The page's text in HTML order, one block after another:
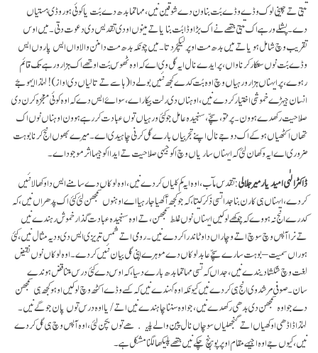
تبتی تے چینی لوک وڈے وڈے بُت بناون دے شوقین نیں، مہاتما بدھ دے بُت یا کوئی ہور وڈی ہستیاں
دے۔ پشلے ورہے اک تبتی جتھے نے اک بڑا وڈا بُت بنایا تے مینوں اودی تقدیس دی دعوت دتی۔ میں اوس
تقریب وچ شامل ہویا تے میں بدھ مت اوپر لیکچر دتا۔ میں چونکہ بدھ مت دا منن والا واں ایس پاروں ایس
وڈے بُت نوں ستکار کرنا واں، پر ایدے نال ایہ گل وی اے کہ اوہ ٹھوس بُت اوتھے اک ہزار ورہے تک قائم
رہوے، پر ایہناں ہزار ورہیاں وچ اوہ بُت کدے کجھ نئیں بولے دا (ہاسے تے تالیاں دی اواز)! لہٰذا ایہو جۓ
انسان جیہڑے خموشی اختیار کردے نیں ، اوہناں دی رلت بیکار اے، سواۓ ایس دے کہ اوہ کوئی معجزہ کرن دی
صلاحیت رکھدے ہوون۔ پرنتو، سچّے، سنجیدہ عامل جو کئی ورہیاں توں عبادت کر رہے ہوون اوہناں نوں اک
تھاں اکٹھیاں ہو کے اک دوجے نال اپنے تجربیاں بارے گل کرنی چاہیدی اے۔ میرے بھوں انج کرنا بوہت
ضروری اے ایہ وکھان لئی کہ ایہناں ساریاں وچ اکو جیہی صلاحیت تے ایدا اکو جیہا اثر موجود اے۔
ڈاکٹرالٰہی امیدیار میر جلالی: تقدس مآب، اوہ ایہ کم کلیاں کردے نیں، اوہ لوکاں دے سامنے ایس دا وکھالا نئیں
کردے، ایہناں ہی کارن بنا جدا تسی ذکر کیتا، کہ جو کجھ آکھیا جا رہیا اے اوہنوں سمجھن لئی کئی اک پدھراں نیں، کہ
کدرے انج نہ ہووے کہ چوکھے لوکیں ایہناں نوں غلط سمجھن، تے اوہ سنجیدہ عبادت گذار خموش رہندے نیں
تے نرا آپس وچ سوچ اتے وچاراں دا وٹاندرا کردے نیں۔ رومی اتے شمس تبریزی ایس دی ودیہ مثال نیں، کئی
ہوراں سمیت – بوہت سارے سچّے عابد لوکاں دے موہرے اپنی گل بیان نئیں کردے۔ اوہ لوکاں نوں نقیض
لغت وچ شکشا دیندے نیں، جداں کہ تسی مہاتما بدھ بارے دسیا، کہ اوس دے کئی درس متناقض ہوندے
سان۔ صوفی مرشد وی انج ہی کردے نیں کیونکہ اوہ کہندے نیں کہ کسے وڈے اکٹھ وچ لوکیں اوہو کجھ ہی سمجھن
دے جو اوہ سمجھن دی بدھی رکھدے نیں، جو اوہ سننا چاہندے نیں اتے/یا اوہ درس توں پان جوگے نیں۔
لہٰذا ڈاڈھی اوکھیاں اتے گنجھلیاں سوچاں نال پین والے پلیکھے توں بچن لئی، اوہ آپس وچ ہی گل کردے
نیں، کیوں جے اوہ اجیہے مقام اوپر پوہنچ چکے نیں جتھے پلیکھا لگنا مشکل ہے۔